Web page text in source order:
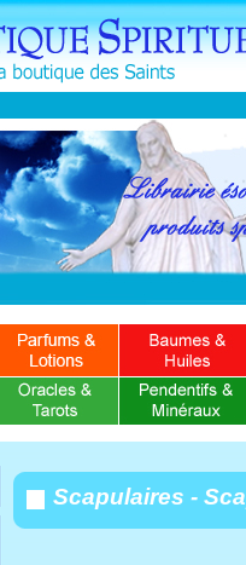
Scapulaires -